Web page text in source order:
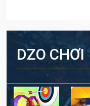
DZO CHƠI